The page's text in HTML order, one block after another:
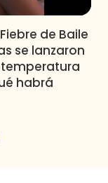
de Baile
se lanzaron
habrá